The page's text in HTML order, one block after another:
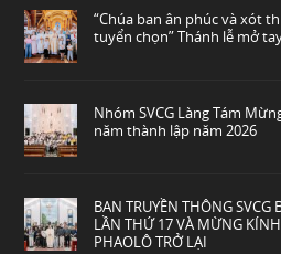
“Chúa ban ân phúc và xót
tuyển chọn” Thánh lễ mở
Nhóm SVCG Làng Tám
năm thành lập năm 2026
BAN TRUYỀN THÔNG
LẦN THỨ 17 VÀ MỪNG
PHAOLÔ TRỞ LẠI